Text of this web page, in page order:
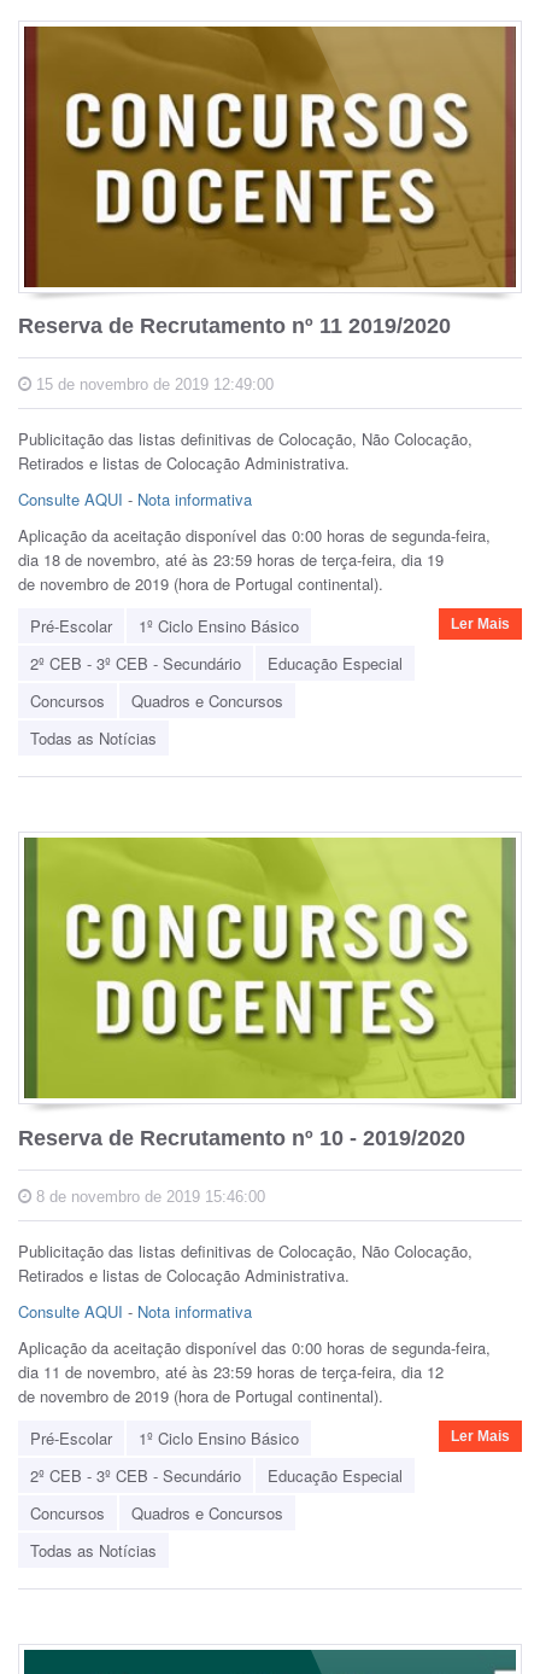
Reserva de Recrutamento nº 11 2019/2020
15 de novembro de 2019 12:49:00
Publicitação das listas definitivas de Colocação, Não Colocação,
Retirados e listas de Colocação Administrativa.
Consulte AQUI - Nota informativa
Aplicação da aceitação disponível das 0:00 horas de segunda-feira,
dia 18 de novembro, até às 23:59 horas de terça-feira, dia 19
de novembro de 2019 (hora de Portugal continental).
Pré-Escolar
1º Ciclo Ensino Básico
2º CEB - 3º CEB - Secundário
Educação Especial
Concursos
Quadros e Concursos
Todas as Notícias
Ler Mais
Reserva de Recrutamento nº 10 - 2019/2020
8 de novembro de 2019 15:46:00
Publicitação das listas definitivas de Colocação, Não Colocação,
Retirados e listas de Colocação Administrativa.
Consulte AQUI - Nota informativa
Aplicação da aceitação disponível das 0:00 horas de segunda-feira,
dia 11 de novembro, até às 23:59 horas de terça-feira, dia 12
de novembro de 2019 (hora de Portugal continental).
Pré-Escolar
1º Ciclo Ensino Básico
2º CEB - 3º CEB - Secundário
Educação Especial
Concursos
Quadros e Concursos
Todas as Notícias
Ler Mais